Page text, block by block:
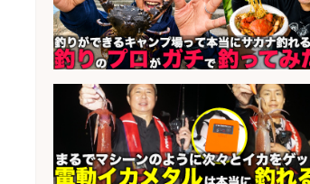
会社名 株式会社ホットスタッフ鹿児島
sponsored by 求人ボックス
精肉・青果・鮮魚販売/「志布志
市」お魚のカットや商品の陳列スタ
ッフ/志布志市/「時給1,150円〜」/
未経験歓迎×残業少なめ×車通勤OK/